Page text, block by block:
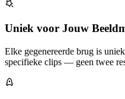
Uniek voor Jouw
Elke gegenereerde brug is
specifieke clips — geen twee